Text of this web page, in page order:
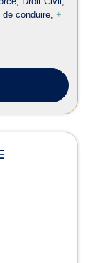
de conduire +